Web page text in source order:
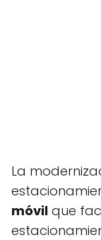
La
móvil que